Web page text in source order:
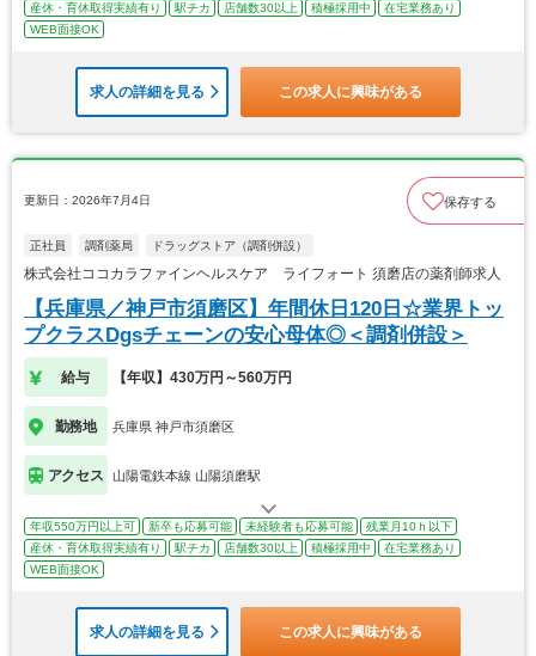
産休・育休取得実績有り
駅チカ 店舗数30以上 積極採用中
在宅業務あり
WEB面接OK
求人の詳細を見る この求人に興味がある
更新日：2026年7月4日 保存する
正社員 調剤薬局 ドラッグストア（調剤併設）
株式会社ココカラファインヘルスケア ライフォート 須磨店の薬剤師求人
【兵庫県／神戸市須磨区】年間休日120日☆業界トッ
プクラスDgsチェーンの安心母体◎＜調剤併設＞
給与 【年収】430万円～560万円
勤務地 兵庫県 神戸市須磨区
アクセス 山陽電鉄本線 山陽須磨駅
年収550万円以上可 新卒も応募可能 未経験者も応募可能
残業月10ｈ以下
産休・育休取得実績有り
駅チカ 店舗数30以上 積極採用中
在宅業務あり
WEB面接OK
求人の詳細を見る この求人に興味がある